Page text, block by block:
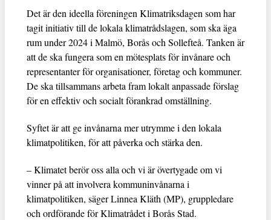
Det är den ideella föreningen Klimatriksdagen som har
tagit initiativ till de lokala klimatrådslagen, som ska äga
rum under 2024 i Malmö, Borås och Sollefteå. Tanken är
att de ska fungera som en mötesplats för invånare och
representanter för organisationer, företag och kommuner.
De ska tillsammans arbeta fram lokalt anpassade förslag
för en effektiv och socialt förankrad omställning.
Syftet är att ge invånarna mer utrymme i den lokala
klimatpolitiken, för att påverka och stärka den.
– Klimatet berör oss alla och vi är övertygade om vi
vinner på att involvera kommuninvånarna i
klimatpolitiken, säger Linnea Kläth (MP), gruppledare
och ordförande för Klimatrådet i Borås Stad.